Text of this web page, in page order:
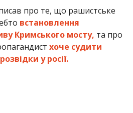
про те, що рашистське
встановлення
Кримського мосту, та про
хоче судити
у росії.